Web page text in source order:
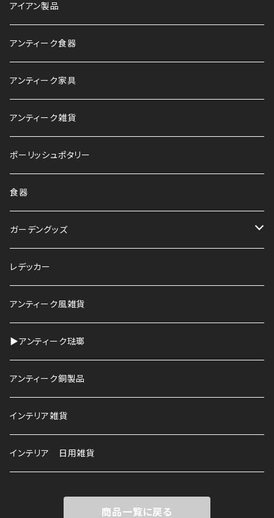
アイアン製品
アンティーク食器
アンティーク家具
アンティーク雑貨
ポーリッシュポタリー
食器
ガーデングッズ
鉢
HAWS
レデッカー
アンティーク風雑貨
▶︎アンティーク琺瑯
アンティーク銅製品
インテリア雑貨
インテリア 日用雑貨
商品一覧に戻る